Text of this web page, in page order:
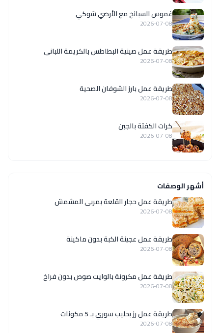
غموس السبانخ مع الأرضي شوكي
2026-07-08
طريقة عمل صينية البطاطس بالكريمة اللبانى
2026-07-08
طريقة عمل بارز الشوفان الصحية
2026-07-08
كرات الكفتة بالجبن
2026-07-08
أشهر الوصفات
طريقة عمل حجار القلعة بمربى المشمش
2026-07-08
طريقة عمل عجينة الكبة بدون ماكينة
2026-07-08
طريقة عمل مكرونة بالوايت صوص بدون فراخ
2026-07-08
طريقة عمل رز بحليب سوري بـ 5 مكونات
2026-07-08